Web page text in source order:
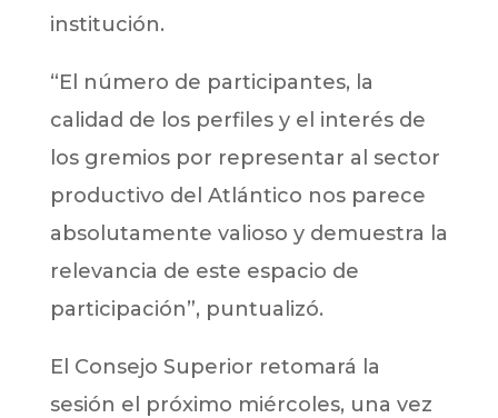
institución.
“El número de participantes, la
calidad de los perfiles y el interés de
los gremios por representar al sector
productivo del Atlántico nos parece
absolutamente valioso y demuestra la
relevancia de este espacio de
participación”, puntualizó.
El Consejo Superior retomará la
sesión el próximo miércoles, una vez